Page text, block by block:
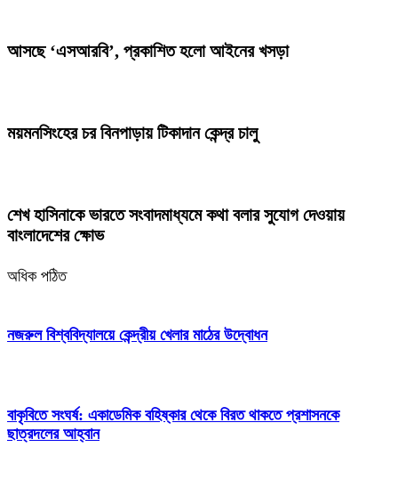
আসছে ‘এসআরবি’, প্রকাশিত হলো আইনের খসড়া
ময়মনসিংহের চর বিনপাড়ায় টিকাদান কেন্দ্র চালু
শেখ হাসিনাকে ভারতে সংবাদমাধ্যমে কথা বলার সুযোগ দেওয়ায়
বাংলাদেশের ক্ষোভ
অধিক পঠিত
নজরুল বিশ্ববিদ্যালয়ে কেন্দ্রীয় খেলার মাঠের উদ্বোধন
বাকৃবিতে সংঘর্ষ: একাডেমিক বহিষ্কার থেকে বিরত থাকতে প্রশাসনকে
ছাত্রদলের আহ্বান